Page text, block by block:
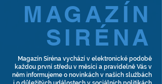
MAGAZÍN
SIRÉNA
Magazín Siréna vychází v elektronické podobě
každou první středu v měsíci a pravidelně Vás v
něm informujeme o novinkách v našich službách